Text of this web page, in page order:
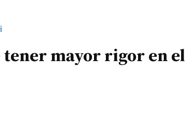
mayor rigor en el